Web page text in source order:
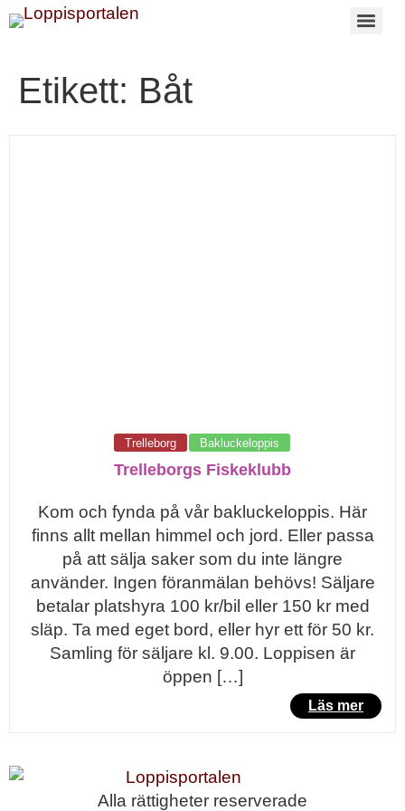
Etikett: Båt
Trelleborg Bakluckeloppis
Trelleborgs Fiskeklubb
Kom och fynda på vår bakluckeloppis. Här
finns allt mellan himmel och jord. Eller passa
på att sälja saker som du inte längre
använder. Ingen föranmälan behövs! Säljare
betalar platshyra 100 kr/bil eller 150 kr med
släp. Ta med eget bord, eller hyr ett för 50 kr.
Samling för säljare kl. 9.00. Loppisen är
öppen […]
Läs mer
Alla rättigheter reserverade